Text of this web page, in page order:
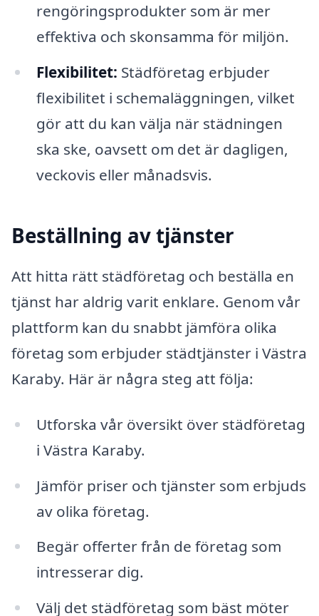
rengöringsprodukter som är mer
effektiva och skonsamma för miljön.
Flexibilitet: Städföretag erbjuder
flexibilitet i schemaläggningen, vilket
gör att du kan välja när städningen
ska ske, oavsett om det är dagligen,
veckovis eller månadsvis.
Beställning av tjänster
Att hitta rätt städföretag och beställa en
tjänst har aldrig varit enklare. Genom vår
plattform kan du snabbt jämföra olika
företag som erbjuder städtjänster i Västra
Karaby. Här är några steg att följa:
Utforska vår översikt över städföretag
i Västra Karaby.
Jämför priser och tjänster som erbjuds
av olika företag.
Begär offerter från de företag som
intresserar dig.
Välj det städföretag som bäst möter